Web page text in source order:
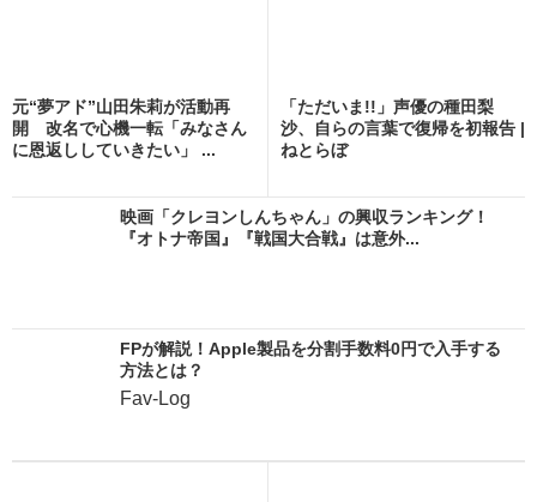
元“夢アド”山田朱莉が活動再
開 改名で心機一転「みなさん
に恩返ししていきたい」 ...
「ただいま!!」声優の種田梨
沙、自らの言葉で復帰を初報告 |
ねとらぼ
映画「クレヨンしんちゃん」の興収ランキング！
『オトナ帝国』『戦国大合戦』は意外...
FPが解説！Apple製品を分割手数料0円で入手する
方法とは？
Fav-Log